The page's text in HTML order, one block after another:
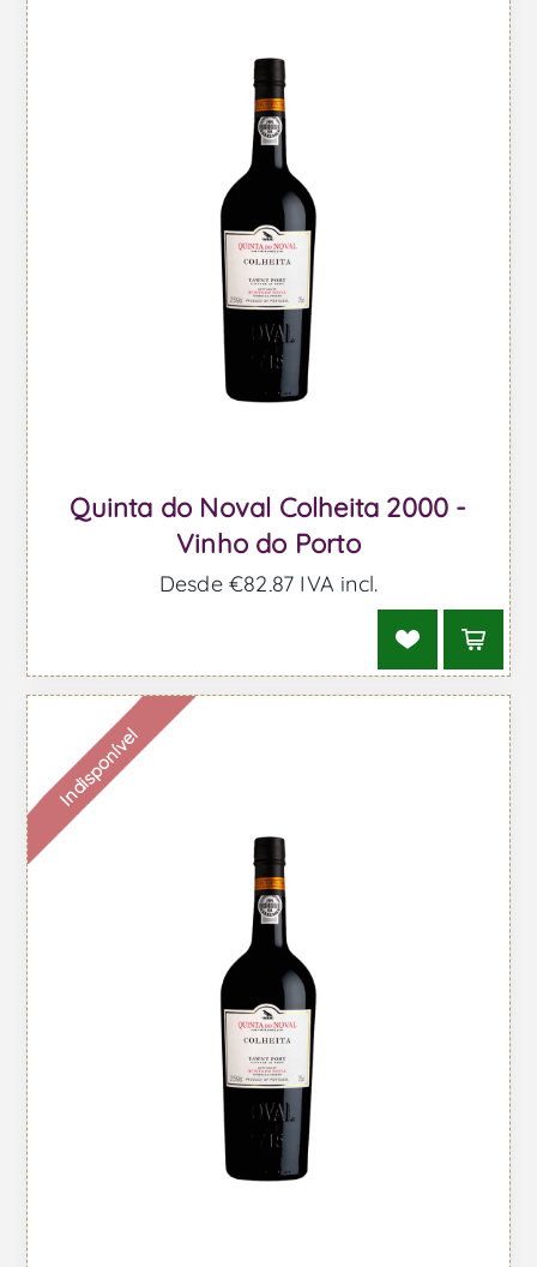
Quinta do Noval Colheita 2000 -
Vinho do Porto
Desde €82,87 IVA incl.
Indisponível